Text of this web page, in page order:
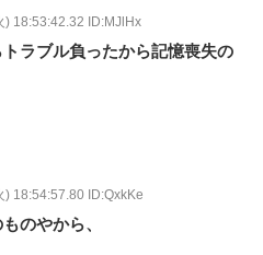
) 18:53:42.32 ID:MJlHx
ラブル負ったから記憶喪失の
18:54:57.80 ID:QxkKe
のやから、